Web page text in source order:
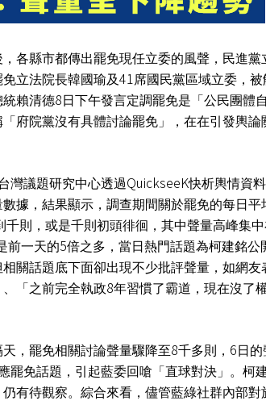
各縣市都傳出罷免現任立委的風聲，民進黨
立法院長韓國瑜及41 席國民黨區域立委，被
賴清德8 日下午發言定調罷免是「公民團體
府院黨沒有具體討論罷免」，在在引發輿論
灣議題研究中心透過QuickseeK快析輿情資料
據，結果顯示，調查期間關於罷免的每日平
千則，或是千則初頭徘徊，其中聲量高峰集中
前一天的5倍之多，當日熱門話題為柯建銘公
關話題底下面卻出現不少批評聲量，如網友
、「之前完全執政8年習慣了霸道，現在沒了
，罷免相關討論聲量驟降至8千多則， 6 日
罷免話題，引起藍委回嗆「直球對決」。柯
有待觀察。綜合來看，儘管藍綠社群內部對